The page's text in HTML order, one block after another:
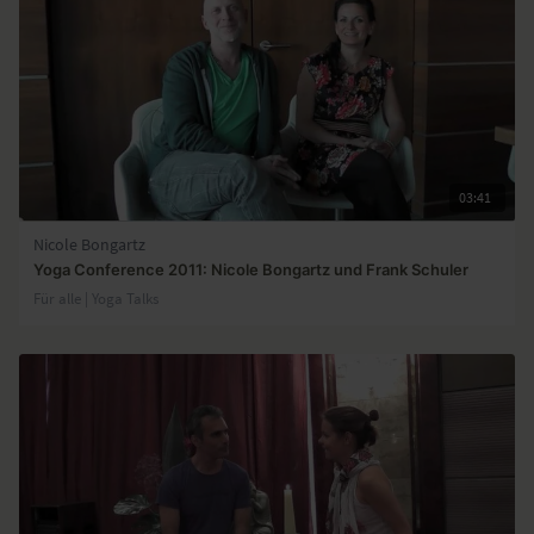
03:41
Nicole Bongartz
Yoga Conference 2011: Nicole Bongartz und Frank Schuler
Für alle | Yoga Talks